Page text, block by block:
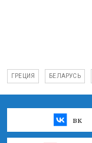
ГРЕЦИЯ БЕЛАРУСЬ
вк